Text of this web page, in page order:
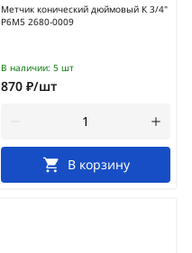
Метчик конический дюймовый К 3/4"
Р6М5 2680-0009
В наличии: 5 шт
870 ₽/шт
В корзину